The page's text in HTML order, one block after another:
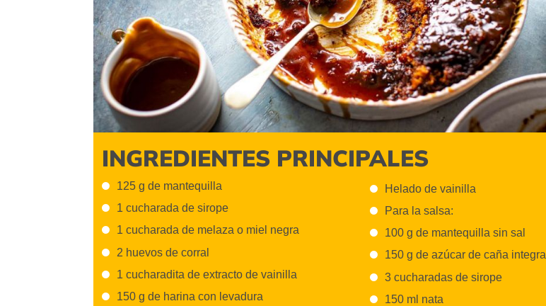
INGREDIENTES PRINCIPALES
125 g de mantequilla
1 cucharada de sirope
1 cucharada de melaza o miel negra
2 huevos de corral
1 cucharadita de extracto de vainilla
150 g de harina con levadura
Helado de vainilla
Para la salsa:
100 g de mantequilla sin sal
150 g de azúcar de caña integral
3 cucharadas de sirope
150 ml nata